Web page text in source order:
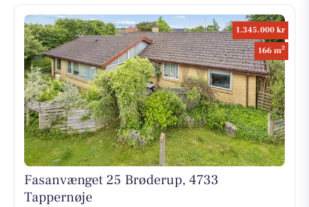
1.345.000 kr
166 m2
Fasanvænget 25 Brøderup, 4733
Tappernøje